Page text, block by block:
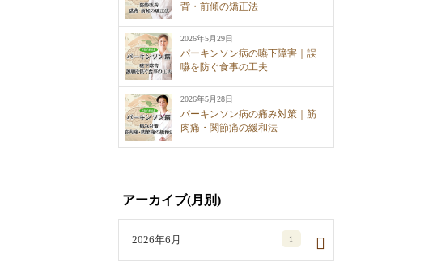
背・前傾の矯正法
2026年5月29日
パーキンソン病の嚥下障害｜誤
嚥を防ぐ食事の工夫
2026年5月28日
パーキンソン病の痛み対策｜筋
肉痛・関節痛の緩和法
アーカイブ(月別)
2026年6月 1